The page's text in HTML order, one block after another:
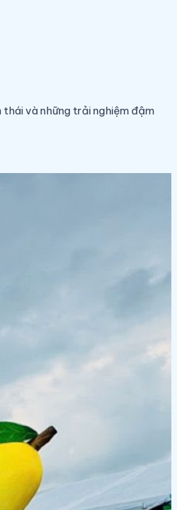
thái và những trải nghiệm đậm